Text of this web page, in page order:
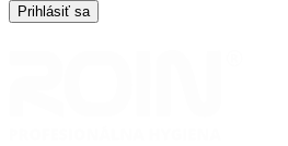
Prihlásiť sa